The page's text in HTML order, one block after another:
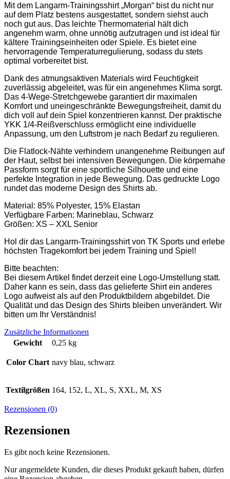
Mit dem Langarm-Trainingsshirt „Morgan“ bist du nicht nur
auf dem Platz bestens ausgestattet, sondern siehst auch
noch gut aus. Das leichte Thermomaterial hält dich
angenehm warm, ohne unnötig aufzutragen und ist ideal für
kältere Trainingseinheiten oder Spiele. Es bietet eine
hervorragende Temperaturregulierung, sodass du stets
optimal vorbereitet bist.
Dank des atmungsaktiven Materials wird Feuchtigkeit
zuverlässig abgeleitet, was für ein angenehmes Klima sorgt.
Das 4-Wege-Stretchgewebe garantiert dir maximalen
Komfort und uneingeschränkte Bewegungsfreiheit, damit du
dich voll auf dein Spiel konzentrieren kannst. Der praktische
YKK 1/4-Reißverschluss ermöglicht eine individuelle
Anpassung, um den Luftstrom je nach Bedarf zu regulieren.
Die Flatlock-Nähte verhindern unangenehme Reibungen auf
der Haut, selbst bei intensiven Bewegungen. Die körpernahe
Passform sorgt für eine sportliche Silhouette und eine
perfekte Integration in jede Bewegung. Das gedruckte Logo
rundet das moderne Design des Shirts ab.
Material: 85% Polyester, 15% Elastan
Verfügbare Farben: Marineblau, Schwarz
Größen: XS – XXL Senior
Hol dir das Langarm-Trainingsshirt von TK Sports und erlebe
höchsten Tragekomfort bei jedem Training und Spiel!
Bitte beachten:
Bei diesem Artikel findet derzeit eine Logo-Umstellung statt.
Daher kann es sein, dass das gelieferte Shirt ein anderes
Logo aufweist als auf den Produktbildern abgebildet. Die
Qualität und das Design des Shirts bleiben unverändert. Wir
bitten um Ihr Verständnis!
Zusätzliche Informationen
Gewicht
0,25 kg
Color Chart navy blau, schwarz
Textilgrößen 164, 152, L, XL, S, XXL, M, XS
Rezensionen (0)
Rezensionen
Es gibt noch keine Rezensionen.
Nur angemeldete Kunden, die dieses Produkt gekauft haben, dürfen